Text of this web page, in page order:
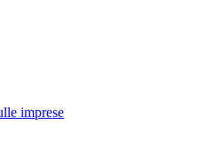
imprese